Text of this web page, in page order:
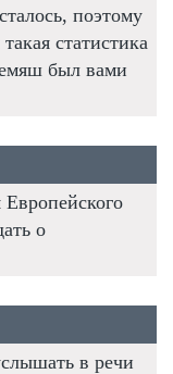
поэтому
статистика
был вами
о
в речи